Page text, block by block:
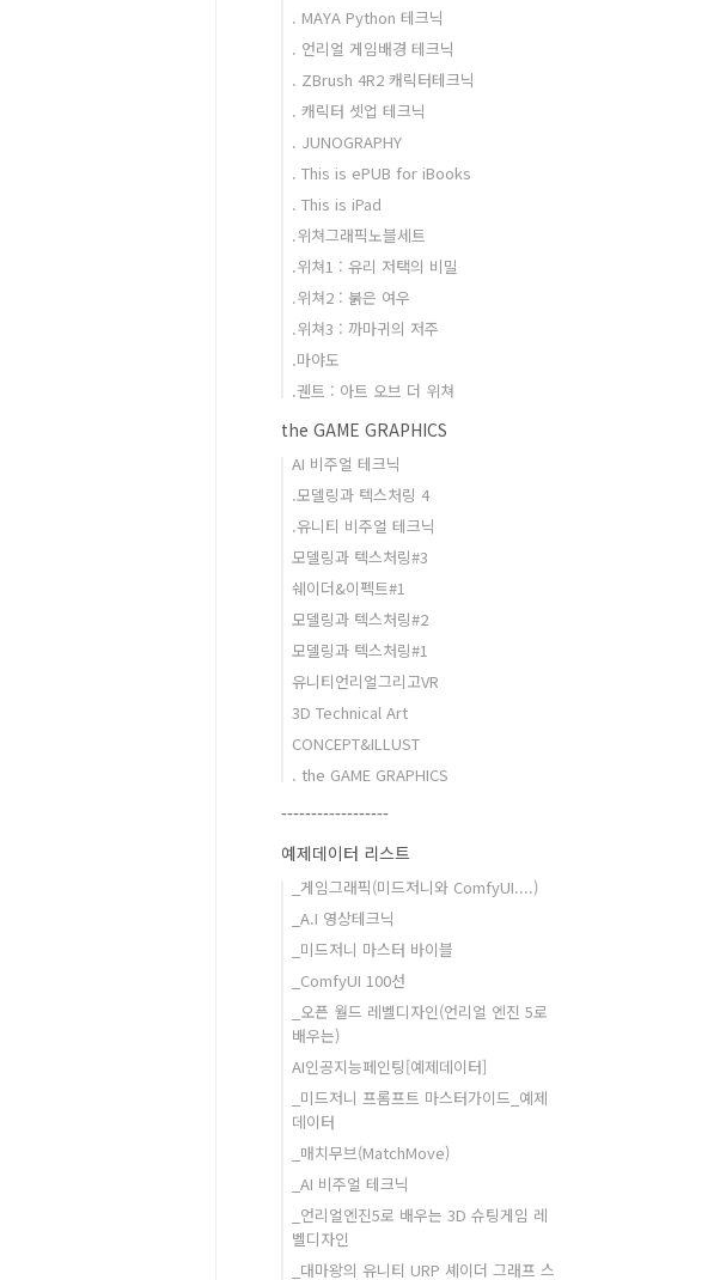
. MAYA Python 테크닉
. 언리얼 게임배경 테크닉
. ZBrush 4R2 캐릭터테크닉
. 캐릭터 셋업 테크닉
. JUNOGRAPHY
. This is ePUB for iBooks
. This is iPad
.위쳐그래픽노블세트
.위쳐1 : 유리 저택의 비밀
.위쳐2 : 붉은 여우
.위쳐3 : 까마귀의 저주
.마야도
.궨트 : 아트 오브 더 위쳐
the GAME GRAPHICS
AI 비주얼 테크닉
.모델링과 텍스처링 4
.유니티 비주얼 테크닉
모델링과 텍스처링#3
쉐이더&이펙트#1
모델링과 텍스처링#2
모델링과 텍스처링#1
유니티언리얼그리고VR
3D Technical Art
CONCEPT&ILLUST
. the GAME GRAPHICS
------------------
예제데이터 리스트
_게임그래픽(미드저니와 ComfyUI....)
_A.I 영상테크닉
_미드저니 마스터 바이블
_ComfyUI 100선
_오픈 월드 레벨디자인(언리얼 엔진 5로
배우는)
AI인공지능페인팅[예제데이터]
_미드저니 프롬프트 마스터가이드_예제
데이터
_매치무브(MatchMove)
_AI 비주얼 테크닉
_언리얼엔진5로 배우는 3D 슈팅게임 레
벨디자인
_대마왕의 유니티 URP 셰이더 그래프 스